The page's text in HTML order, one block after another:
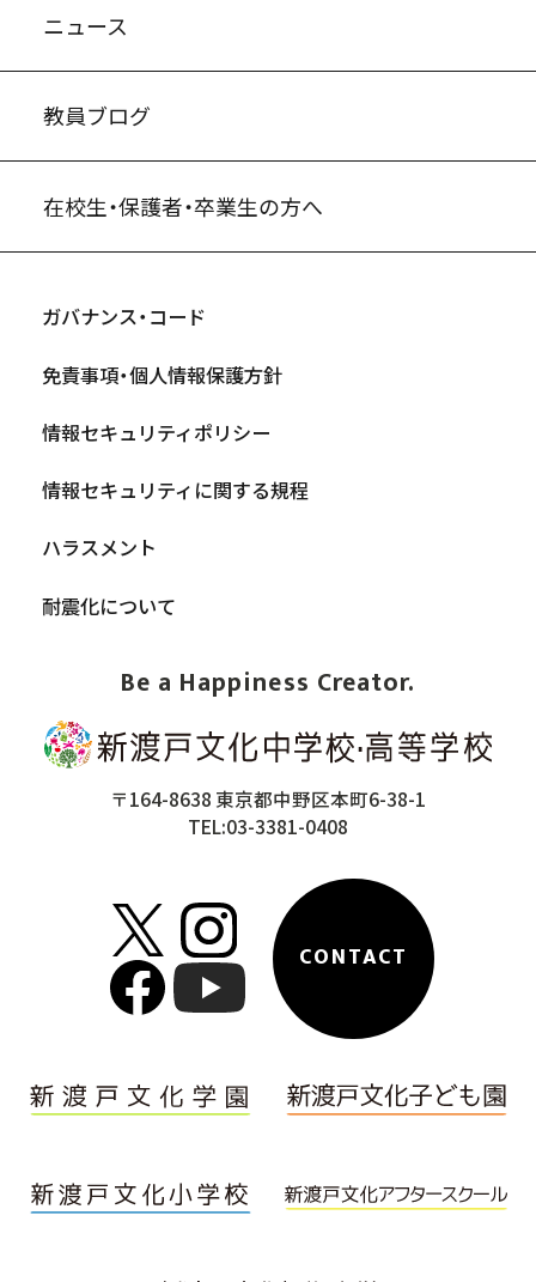
Be a Happiness Creator.
〒164-8638 東京都中野区本町6-38-1
TEL:03-3381-0408
CONTACT
ニュース
教員ブログ
在校生・保護者・卒業生の方へ
ガバナンス・コード
免責事項・個人情報保護方針
情報セキュリティポリシー
情報セキュリティに関する規程
ハラスメント
耐震化について